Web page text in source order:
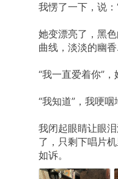
我愣了一下，说：
她变漂亮了，黑
曲线，淡淡的幽
“我一直爱着你”，
“我知道”，我哽咽
我闭起眼睛让眼
了，只剩下唱片
如诉。